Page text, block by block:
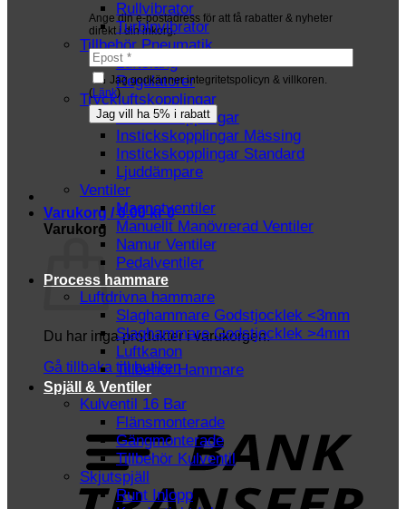
Ange din e-postadress för att få rabatter & nyheter
direkt i din inkorg.
Jag godkänner integritetspolicyn & villkoren.
(Länk)
Varukorg /0.00kr 0
Varukorg
Du har inga produkter i varukorgen.
Gå tillbaka till butiken
Rullvibrator
Turbinvibrator
Tillbehör Pneumatik
Luftslang
Regulatorer
Tryckluftskopplingar
Instickskopplingar
Instickskopplingar Mässing
Instickskopplingar Standard
Ljuddämpare
Ventiler
Magnetventiler
Manuellt Manövrerad Ventiler
Namur Ventiler
Pedalventiler
Process hammare
Luftdrivna hammare
Slaghammare Godstjocklek <3mm
Slaghammare Godstjocklek >4mm
Luftkanon
Tillbehör Hammare
Spjäll & Ventiler
Kulventil 16 Bar
Flänsmonterade
Gängmonterade
Tillbehör Kulventil
Skjutspjäll
Runt Inlopp